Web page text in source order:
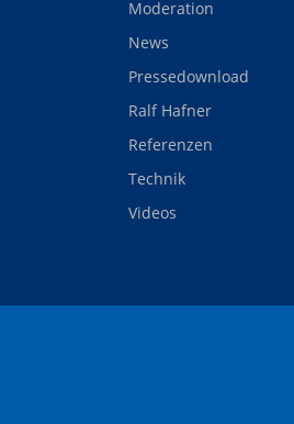
Moderation
News
Pressedownload
Ralf Hafner
Referenzen
Technik
Videos